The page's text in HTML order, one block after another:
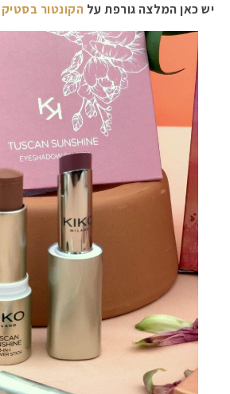
יש כאן המלצה גורפת על הקונטור בסטיק